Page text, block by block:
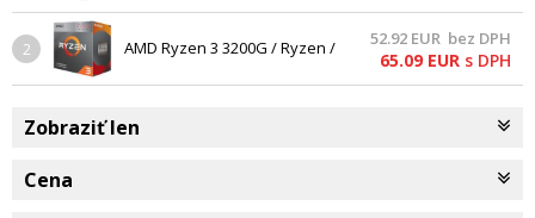
LGA1151, VGA - BOX
2
AMD Ryzen 3 3200G / Ryzen /
/ 6MB / 65W TDP / RX Vega 8 /
Stealth
52.92 EUR bez DPH
65.09 EUR s DPH
Zobraziť len
Cena